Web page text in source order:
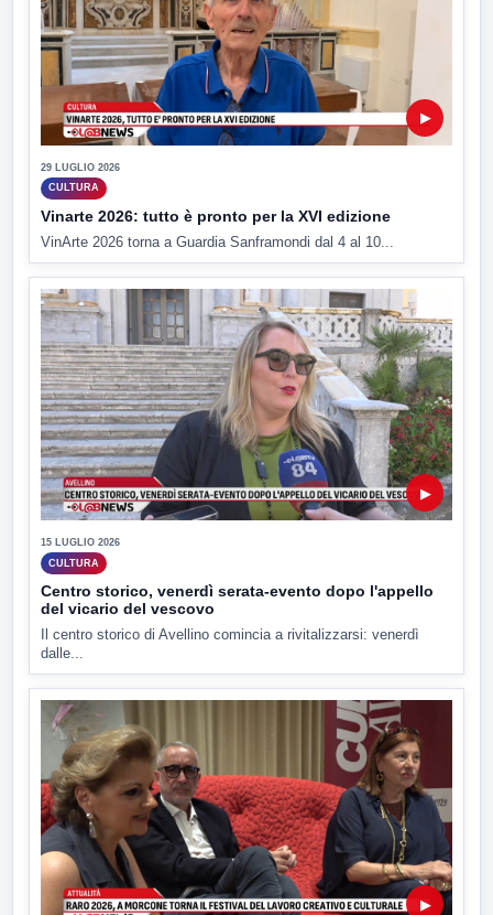
▶
29 LUGLIO 2026
CULTURA
Vinarte 2026: tutto è pronto per la XVI edizione
VinArte 2026 torna a Guardia Sanframondi dal 4 al 10...
▶
15 LUGLIO 2026
CULTURA
Centro storico, venerdì serata-evento dopo l'appello
del vicario del vescovo
Il centro storico di Avellino comincia a rivitalizzarsi: venerdì
dalle...
▶